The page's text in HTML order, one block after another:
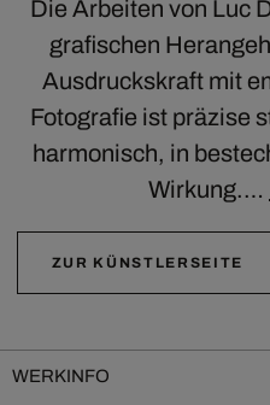
Die Arbeiten von Luc
grafischen
Ausdruckskraft mit
Fotografie ist präzise
harmonisch, in
Wirkung.…
ZUR KÜNSTLERSEITE
WERKINFO